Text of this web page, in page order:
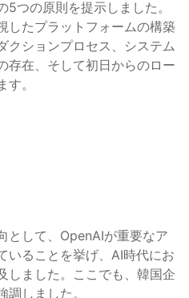
つの原則を提示しました。
したプラットフォームの構築
クションプロセス、システム
存在、そして初日からのロー
。
として、OpenAIが重要なア
いることを挙げ、AI時代にお
しました。ここでも、韓国企
しました。